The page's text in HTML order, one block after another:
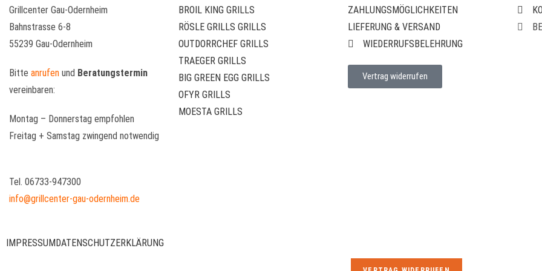
Grillcenter Gau-Odernheim
Bahnstrasse 6-8
55239 Gau-Odernheim
Bitte anrufen und Beratungstermin
vereinbaren:
Montag – Donnerstag empfohlen
Freitag + Samstag zwingend notwendig
Tel. 06733-947300
info@grillcenter-gau-odernheim.de
BROIL KING GRILLS
RÖSLE GRILLS GRILLS
OUTDORRCHEF GRILLS
TRAEGER GRILLS
BIG GREEN EGG GRILLS
OFYR GRILLS
MOESTA GRILLS
ZAHLUNGSMÖGLICHKEITEN
LIEFERUNG & VERSAND
WIEDERRUFSBELEHRUNG
Vertrag widerrufen
IMPRESSUMDATENSCHUTZERKLÄRUNG